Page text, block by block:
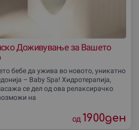
Доживување за Вашето
бебе да ужива во новото, уникатно
– Baby Spa! Хидротерапија,
се дел од ова релаксирачко
на
од 1900ден